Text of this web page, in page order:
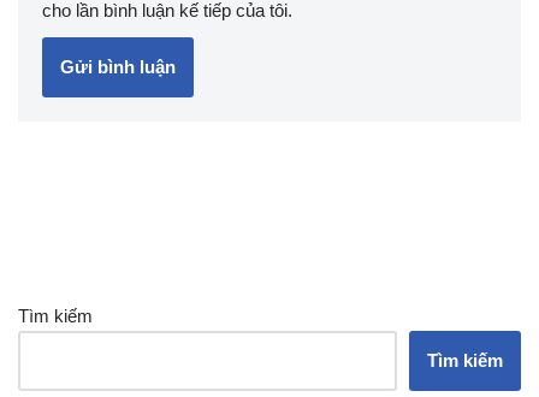
cho lần bình luận kế tiếp của tôi.
Tìm kiếm
Tìm kiếm